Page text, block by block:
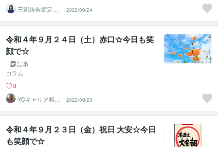
三術統合鑑定
師 優未華
2022/09/24
令和４年９月２４日（土）赤口☆今日も笑
顔で☆
記事
コラム
8
YCキャリア相談
2022/09/23
令和４年９月２３日（金）祝日 大安☆今日
も笑顔で☆